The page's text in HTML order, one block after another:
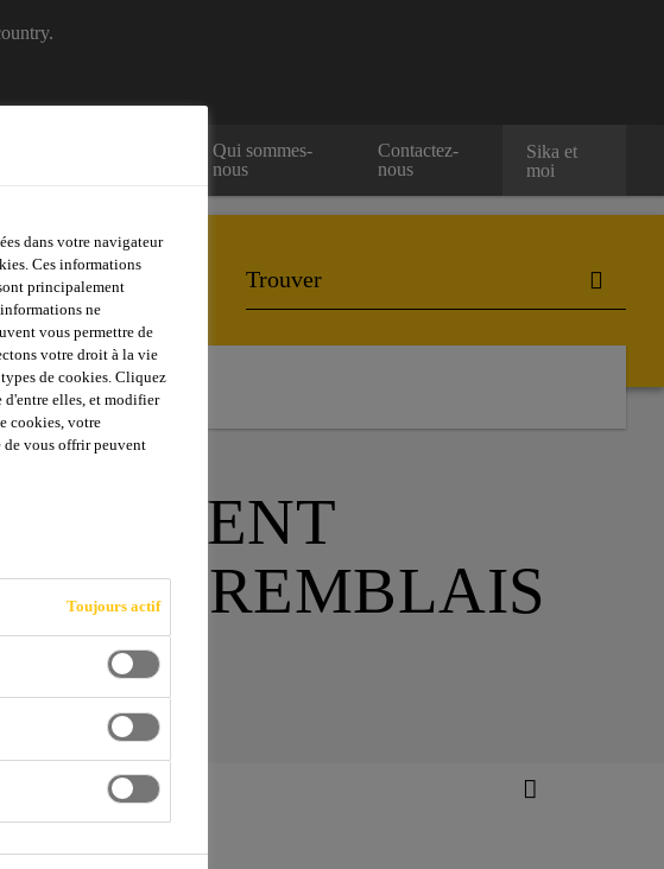
Qui sommes-
nous
Contactez-
nous
Sika et
moi
DES REMBLAIS
dans votre navigateur
Ces informations
principalement
ne
vous permettre de
votre droit à la vie
de cookies. Cliquez
d'entre elles, et modifier
cookies, votre
de vous offrir peuvent
Toujours actif